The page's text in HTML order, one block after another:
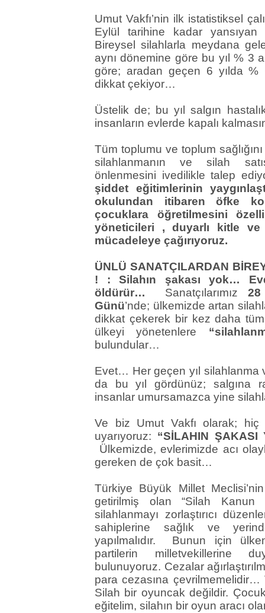
Umut Vakfı’nin ilk istatistiksel
Eylül tarihine kadar yansıyan
Bireysel silahlarla meydana
aynı dönemine göre bu yıl % 3
göre; aradan geçen 6 yılda %
dikkat çekiyor…
Üstelik de; bu yıl salgın
insanların evlerde kapalı
Tüm toplumu ve toplum
silahlanmanın ve silah
önlenmesini ivedilikle talep
şiddet eğitimlerinin
okulundan itibaren öfke
çocuklara öğretilmesini
yöneticileri , duyarlı kitle ve
mücadeleye çağırıyoruz.
ÜNLÜ SANATÇILARDAN
! : Silahın şakası yok…
öldürür… Sanatçılarımız 28
Günü’nde; ülkemizde artan
dikkat çekerek bir kez daha
ülkeyi yönetenlere
bulundular…
Evet… Her geçen yıl silahlanma
da bu yıl gördünüz; salgına
insanlar umursamazca yine
Ve biz Umut Vakfı olarak; hiç
uyarıyoruz: “SİLAHIN
Ülkemizde, evlerimizde acı
gereken de çok basit…
Türkiye Büyük Millet
getirilmiş olan “Silah Kanun
silahlanmayı zorlaştırıcı
sahiplerine sağlık ve
yapılmalıdır. Bunun için
partilerin milletvekillerine
bulunuyoruz. Cezalar
para cezasına
Silah bir oyuncak değildir.
eğitelim, silahın bir oyun aracı